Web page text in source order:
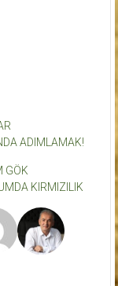
ADIMLAMAK!
GÖK
KIRMIZILIK